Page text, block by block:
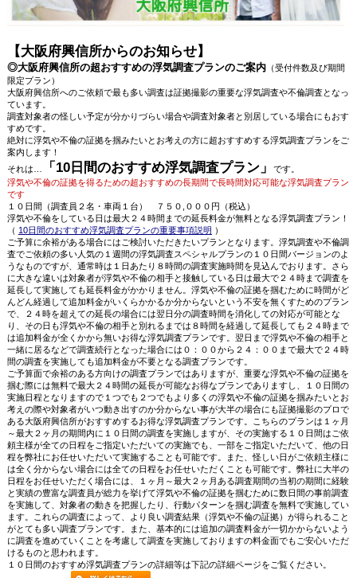
【大阪府興信所からのお知らせ】
◎大阪府興信所の超おすすめの浮気調査プランのご案内 （受付件数及び期間
限定プラン）
大阪府興信所へのご依頼で最も多い調査は証拠撮影の重要な浮気調査や不倫調査となっ
ています。
調査対象者の怪しい予定が分かりづらい場合や調査対象者と別居している場合にもおす
すめです。
絶対に浮気や不倫の証拠を掴みたいとお考えの方に超おすすめする浮気調査プランをご
案内します！
それは…
「10日間のおすすめ浮気調査プラン」
です。
浮気や不倫の証拠を得るための超おすすめの長期間で長時間対応可能な浮気調査プラン
です
１０日間（調査員２名・車両１台） ７５０,０００円（税込）
浮気や不倫をしている日は最大２４時間までの延長料金が無料となる浮気調査プラン！
（ 10日間のおすすめ浮気調査プランの重要事項説明 ）
ご予算に余裕がある場合にはご検討いただきたいプランとなります。浮気調査や不倫調
査でご依頼の多い人気の１週間の浮気調査スペシャルプランの１０日間バージョンのよ
うなものですが、通常時は１日あたり８時間の調査実施時間を見込んでおります。さら
に大きな違いは対象者が浮気や不倫の相手と接触している日は最大で２４時まで調査を
延長して実施しても延長料金がかかりません。浮気や不倫の証拠を掴むために時間がど
んどん経過して追加料金がいくらかかるか分からないという不安を無くすためのプラン
で、２４時を超えての延長の場合には翌日分の調査時間を消化しての対応が可能とな
り、その日も浮気や不倫の相手と別れるまでは８時間を経過して延長しても２４時まで
は追加料金が全くかから無いお得な浮気調査プランです。翌日まで浮気や不倫の相手と
一緒に居るなどで調査続行となった場合には０：００から２４：００まで最大で２４時
間の調査を実施しても追加料金が不要となる調査プランです。
ご予算面で余裕のある方向けの調査プランではありますが、重要な浮気や不倫の証拠を
掴む際には無料で最大２４時間の延長が可能なお得なプランでありますし、１０日間の
実施日程となりますので１つでも２つでもより多くの浮気や不倫の証拠を掴みたいとお
考えの際や対象者がいつ動き出すのか分からない事が大半の場合にも証拠撮影のプロで
ある大阪府興信所がおすすめするお得な浮気調査プランです。こちらのプランは１ヶ月
～最大２ヶ月の期間内に１０日間の調査を実施しますが、その実施する１０日間はご依
頼主様が全ての日程をご指定いただいての実施でも、一部をご指定いただいて、他の日
程を弊社にお任せいただいて実施することも可能です。また、怪しい日がご依頼主様に
は全く分からない場合には全ての日程をお任せいただくことも可能です。弊社に大半の
日程をお任せいただく場合には、１ヶ月～最大２ヶ月ある調査期間の当初の期間に経験
と実績の豊富な調査員が総力を挙げて浮気や不倫の証拠を掴むために数日間の事前調査
を実施して、対象者の動きを把握したり、行動パターンを掴む調査を無料で実施してい
ます。これらの調査によって、より良い調査結果（浮気や不倫の証拠）が得られること
がとても多い調査プランです。また、基本的には追加の調査料金が一切かからないよう
に調査を進めていくことを考慮して調査を実施しておりますの料金面でもご安心いただ
けるものと思われます。
１０日間のおすすめ浮気調査プランの詳細等は下記の詳細ページをご覧ください。